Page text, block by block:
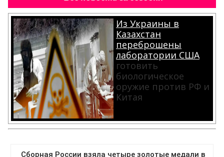
Из Украины в
Казахстан
переброшены
лаборатории США
готовить
биологическое
оружие против РФ и
Китая